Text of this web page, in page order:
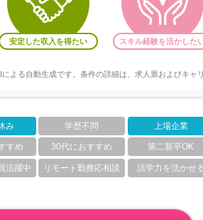
安定した収入を得たい スキル経験を活かした
よる自動生成です。条件の詳細は、求人票およびキャ
み 学歴不問 上場企業
すめ 30代におすすめ 第二新卒OK
活躍中 リモート勤務応相談 語学力を活かせ